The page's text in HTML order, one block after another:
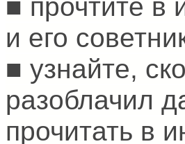
■ прочтите в
и его
■ узнайте,
разоблачил
прочитать в